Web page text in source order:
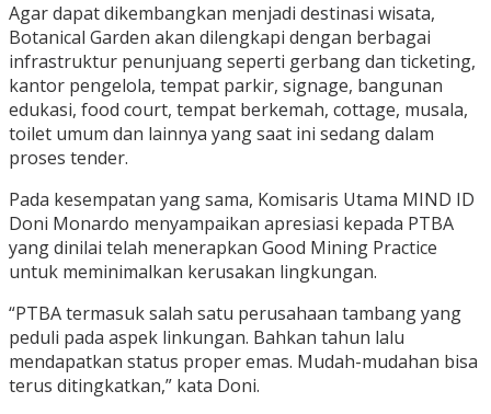
Agar dapat dikembangkan menjadi destinasi wisata,
Botanical Garden akan dilengkapi dengan berbagai
infrastruktur penunjuang seperti gerbang dan ticketing,
kantor pengelola, tempat parkir, signage, bangunan
edukasi, food court, tempat berkemah, cottage, musala,
toilet umum dan lainnya yang saat ini sedang dalam
proses tender.
Pada kesempatan yang sama, Komisaris Utama MIND ID
Doni Monardo menyampaikan apresiasi kepada PTBA
yang dinilai telah menerapkan Good Mining Practice
untuk meminimalkan kerusakan lingkungan.
“PTBA termasuk salah satu perusahaan tambang yang
peduli pada aspek linkungan. Bahkan tahun lalu
mendapatkan status proper emas. Mudah-mudahan bisa
terus ditingkatkan,” kata Doni.